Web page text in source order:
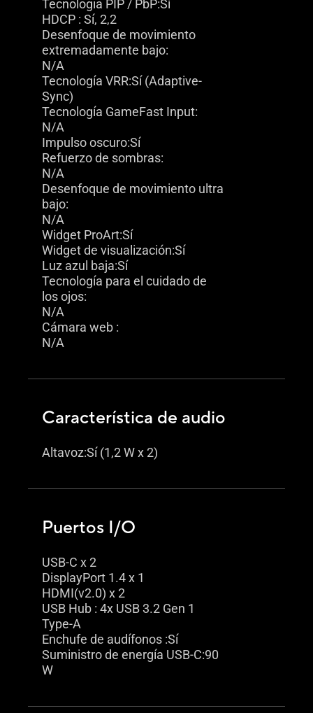
Tecnologia PIP / PbP:Sí
HDCP : Sí, 2,2
Desenfoque de movimiento
extremadamente bajo:
N/A
Tecnología VRR:Sí (Adaptive-
Sync)
Tecnología GameFast Input:
N/A
Impulso oscuro:Sí
Refuerzo de sombras:
N/A
Desenfoque de movimiento ultra
bajo:
N/A
Widget ProArt:Sí
Widget de visualización:Sí
Luz azul baja:Sí
Tecnología para el cuidado de
los ojos:
N/A
Cámara web :
N/A
Característica de audio
Altavoz:Sí (1,2 W x 2)
Puertos I/O
USB-C x 2
DisplayPort 1.4 x 1
HDMI(v2.0) x 2
USB Hub : 4x USB 3.2 Gen 1
Type-A
Enchufe de audífonos :Sí
Suministro de energía USB-C:90
W